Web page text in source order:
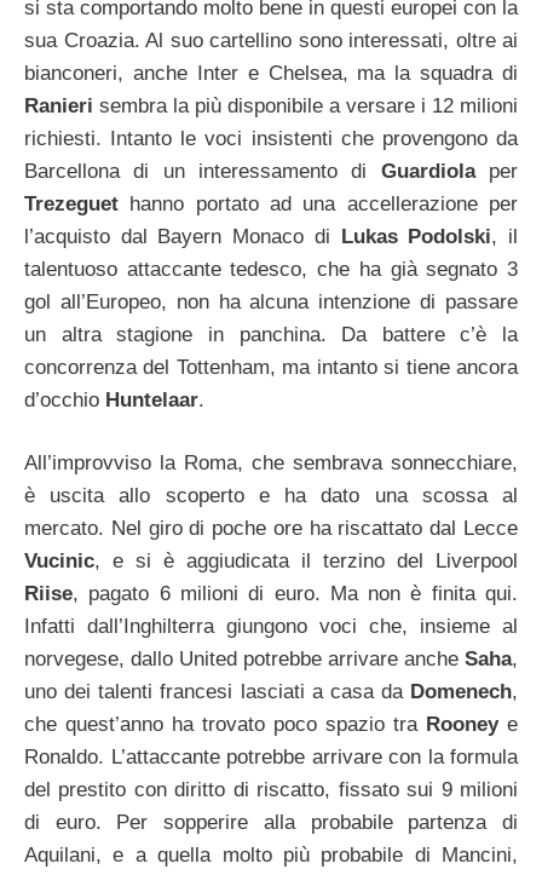
si sta comportando molto bene in questi europei con la
sua Croazia. Al suo cartellino sono interessati, oltre ai
bianconeri, anche Inter e Chelsea, ma la squadra di
Ranieri sembra la più disponibile a versare i 12 milioni
richiesti. Intanto le voci insistenti che provengono da
Barcellona di un interessamento di Guardiola per
Trezeguet hanno portato ad una accellerazione per
l’acquisto dal Bayern Monaco di Lukas Podolski, il
talentuoso attaccante tedesco, che ha già segnato 3
gol all’Europeo, non ha alcuna intenzione di passare
un altra stagione in panchina. Da battere c’è la
concorrenza del Tottenham, ma intanto si tiene ancora
d’occhio Huntelaar.
All’improvviso la Roma, che sembrava sonnecchiare,
è uscita allo scoperto e ha dato una scossa al
mercato. Nel giro di poche ore ha riscattato dal Lecce
Vucinic, e si è aggiudicata il terzino del Liverpool
Riise, pagato 6 milioni di euro. Ma non è finita qui.
Infatti dall’Inghilterra giungono voci che, insieme al
norvegese, dallo United potrebbe arrivare anche Saha,
uno dei talenti francesi lasciati a casa da Domenech,
che quest’anno ha trovato poco spazio tra Rooney e
Ronaldo. L’attaccante potrebbe arrivare con la formula
del prestito con diritto di riscatto, fissato sui 9 milioni
di euro. Per sopperire alla probabile partenza di
Aquilani, e a quella molto più probabile di Mancini,